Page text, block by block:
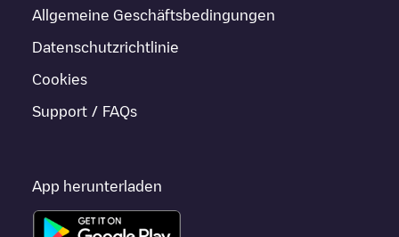
Allgemeine Geschäftsbedingungen
Datenschutzrichtlinie
Cookies
Support / FAQs
App herunterladen